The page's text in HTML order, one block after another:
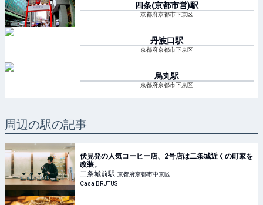
四条(京都市営)駅
京都府京都市下京区
丹波口駅
京都府京都市下京区
烏丸駅
京都府京都市下京区
周辺の駅の記事
伏見発の人気コーヒー店、2号店は二条城近くの町家を
改装。
二条城前駅 京都府京都市中京区
Casa BRUTUS